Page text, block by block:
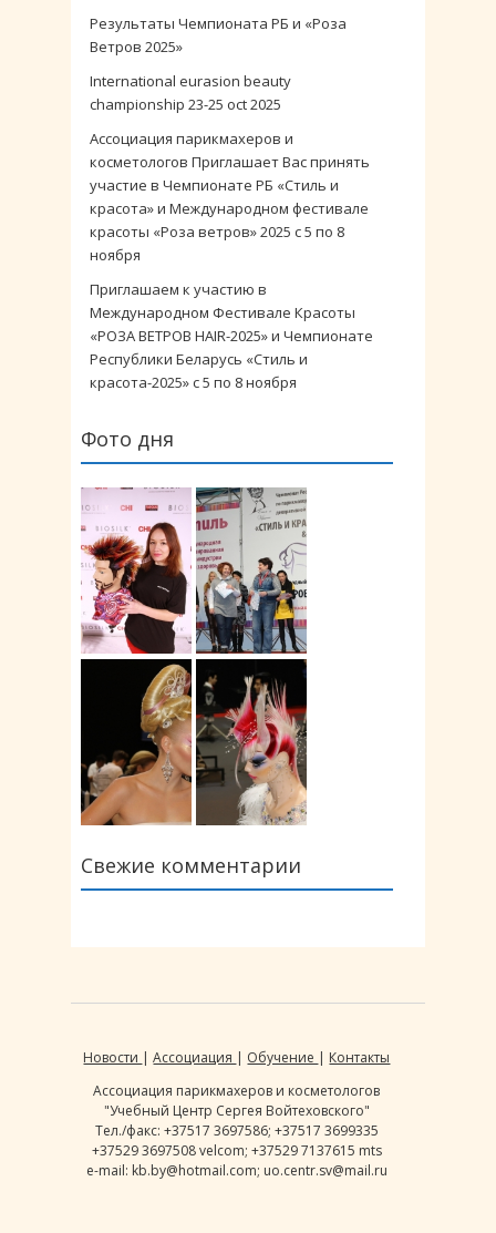
Результаты Чемпионата РБ и «Роза
Ветров 2025»
International eurasion beauty
championship 23-25 oct 2025
Ассоциация парикмахеров и
косметологов Приглашает Вас принять
участие в Чемпионате РБ «Стиль и
красота» и Международном фестивале
красоты «Роза ветров» 2025 с 5 по 8
ноября
Приглашаем к участию в
Международном Фестивале Красоты
«РОЗА ВЕТРОВ HAIR-2025» и Чемпионате
Республики Беларусь «Стиль и
красота-2025» с 5 по 8 ноября
Фото дня
Свежие комментарии
Новости |Ассоциация | Обучение | Контакты
Ассоциация парикмахеров и косметологов
"Учебный Центр Сергея Войтеховского"
Тел./факс: +37517 3697586; +37517 3699335
+37529 3697508 velcom; +37529 7137615 mts
e-mail: kb.by@hotmail.com; uo.centr.sv@mail.ru